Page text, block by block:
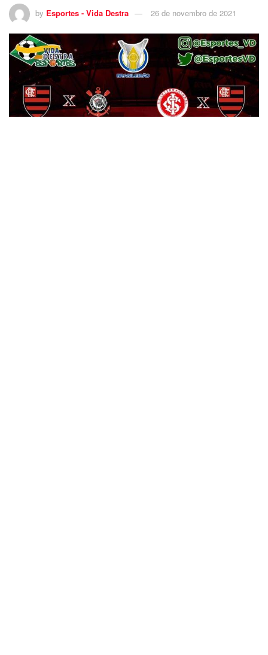
by Esportes - Vida Destra 26 de novembro de 2021